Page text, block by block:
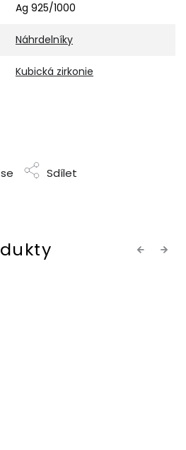
Ag 925/1000
Náhrdelníky
Kubická zirkonie
Sdílet
Previous
Next